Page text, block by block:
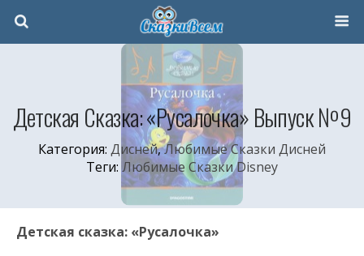
Детская Сказка: «Русалочка» Выпуск №9
Категория: Дисней,Любимые Сказки Дисней
Теги:Любимые Сказки Disney
Детская сказка: «Русалочка»